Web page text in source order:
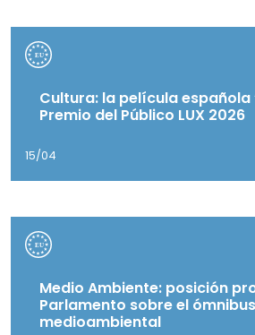
Cultura: la película española
Premio del Público LUX 2026
15/04
Medio Ambiente: posición
Parlamento sobre el ómnibus
medioambiental